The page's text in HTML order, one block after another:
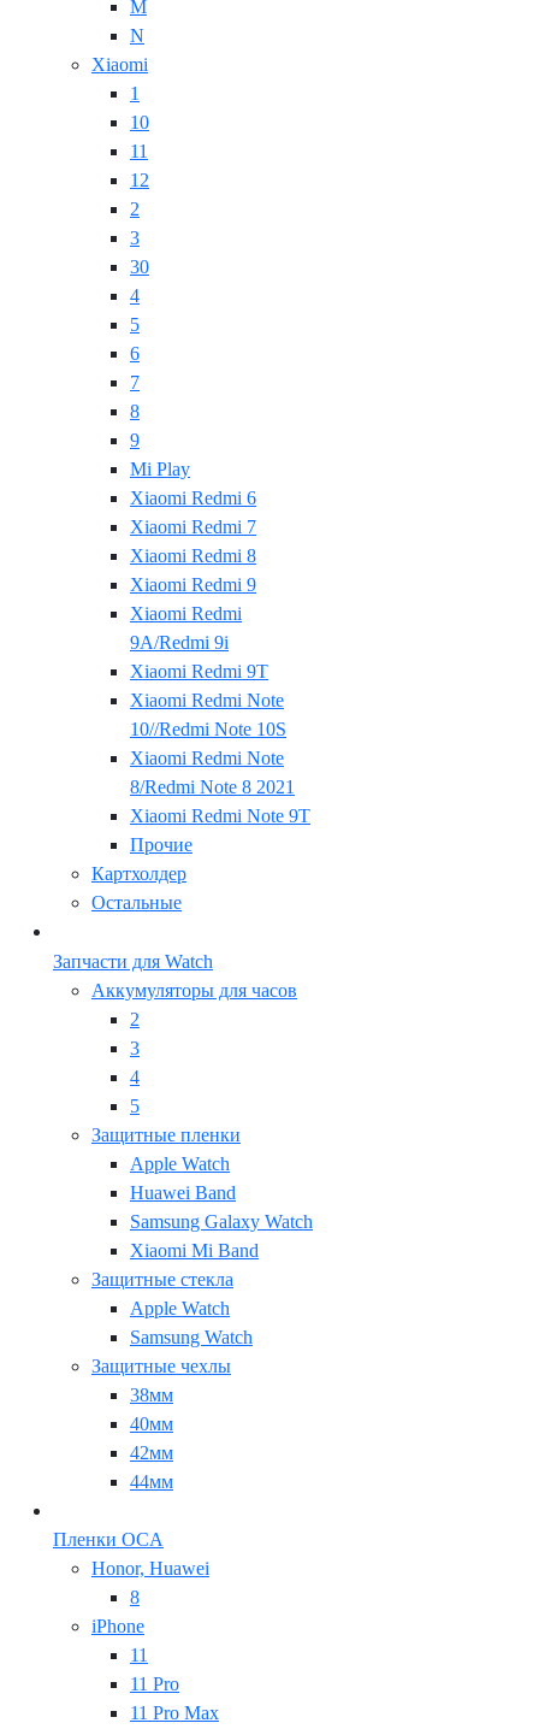
M
N
Xiaomi
1
10
11
12
2
3
30
4
5
6
7
8
9
Mi Play
Xiaomi Redmi 6
Xiaomi Redmi 7
Xiaomi Redmi 8
Xiaomi Redmi 9
Xiaomi Redmi
9A/Redmi 9i
Xiaomi Redmi 9T
Xiaomi Redmi Note
10//Redmi Note 10S
Xiaomi Redmi Note
8/Redmi Note 8 2021
Xiaomi Redmi Note 9T
Прочие
Картхолдер
Остальные
Запчасти для Watch
Аккумуляторы для часов
2
3
4
5
Защитные пленки
Apple Watch
Huawei Band
Samsung Galaxy Watch
Xiaomi Mi Band
Защитные стекла
Apple Watch
Samsung Watch
Защитные чехлы
38мм
40мм
42мм
44мм
Пленки OCA
Honor, Huawei
8
iPhone
11
11 Pro
11 Pro Max